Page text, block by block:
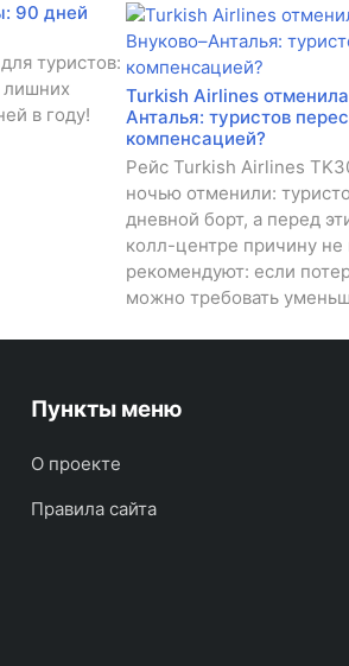
90 дней
туристов:
лишних
в году!
Turkish Airlines
Анталья: туристов
компенсацией?
Рейс Turkish Airlines
ночью отменили:
дневной борт, а перед
колл-центре причину не
рекомендуют: если
можно требовать
Пункты меню
О проекте
Правила сайта